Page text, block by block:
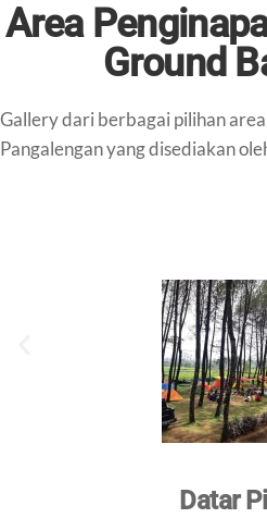
Area
Ground
Gallery dari berbagai pilihan
Pangalengan yang disediakan
Datar